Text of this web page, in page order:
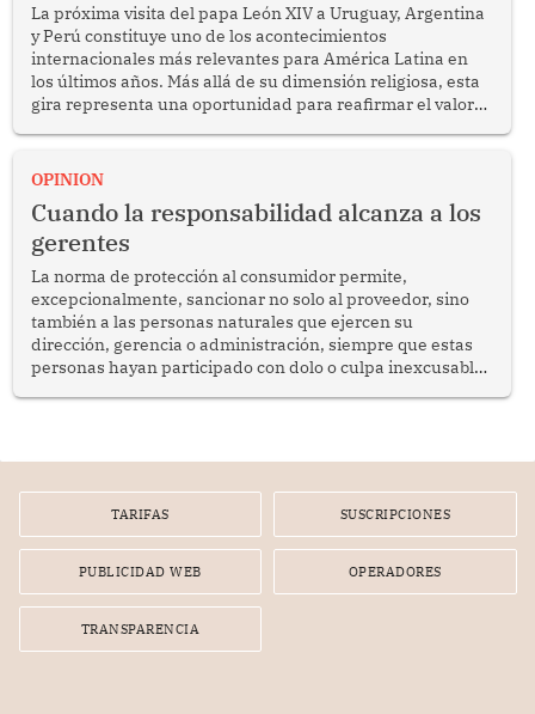
La próxima visita del papa León XIV a Uruguay, Argentina
y Perú constituye uno de los acontecimientos
internacionales más relevantes para América Latina en
los últimos años. Más allá de su dimensión religiosa, esta
gira representa una oportunidad para reafirmar el valor
enfrenta desafíos en materia de desarrollo, cohesión
OPINION
Cuando la responsabilidad alcanza a los
gerentes
La norma de protección al consumidor permite,
excepcionalmente, sancionar no solo al proveedor, sino
también a las personas naturales que ejercen su
dirección, gerencia o administración, siempre que estas
personas hayan participado con dolo o culpa inexcusable
por la frustrada realización de un meet and greet con
TARIFAS SUSCRIPCIONES
PUBLICIDAD WEB OPERADORES
TRANSPARENCIA